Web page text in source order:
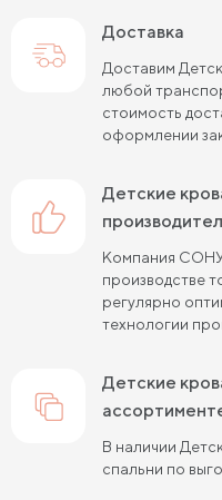
Доставка
Доставим
любой
стоимость
оформлении
Детские кровати 120 на 200 см от
Компания
производстве
регулярно
технологии
Детские кровати 120 на 200 см в
В наличии
спальни по